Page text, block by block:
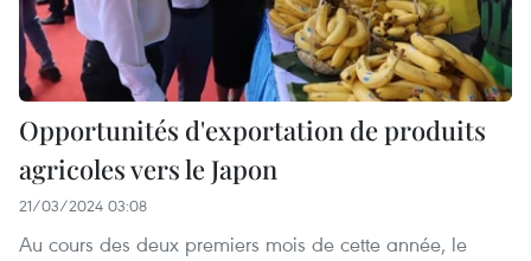
Opportunités d'exportation de produits
agricoles vers le Japon
21/03/2024 03:08
Au cours des deux premiers mois de cette année, le